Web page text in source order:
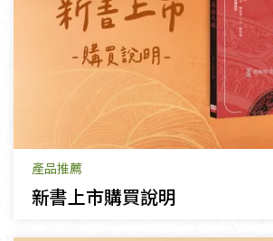
產品推薦
新書上市購買說明